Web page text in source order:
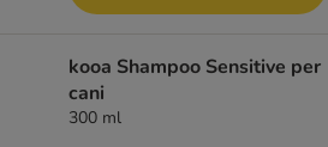
kooa Shampoo Sensitive per
cani
300 ml